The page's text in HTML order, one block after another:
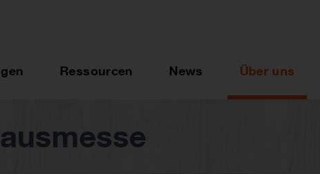
Ressourcen News Über uns